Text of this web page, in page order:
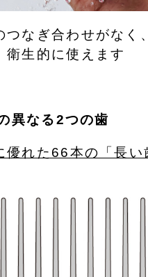
つなぎ合わせがなく
衛生的に使えます
異なる2つの歯
優れた66本の「長い